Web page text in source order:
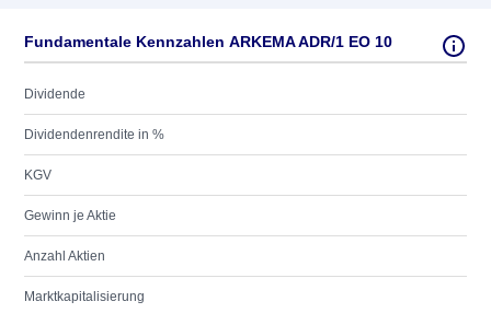
Fundamentale Kennzahlen ARKEMA ADR/1 EO 10
Dividende
Dividendenrendite in %
KGV
Gewinn je Aktie
Anzahl Aktien
Marktkapitalisierung